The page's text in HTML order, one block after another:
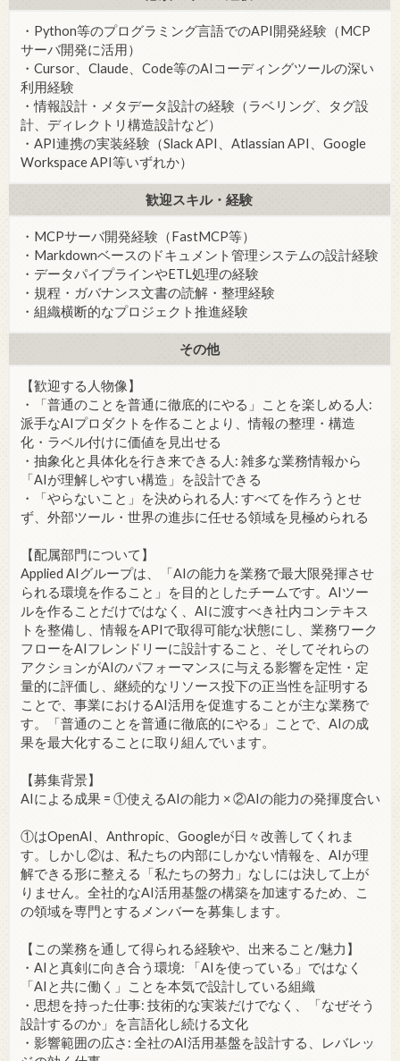
・Python等のプログラミング言語でのAPI開発経験（MCP
サーバ開発に活用）
・Cursor、Claude、Code等のAIコーディングツールの深い
利用経験
・情報設計・メタデータ設計の経験（ラベリング、タグ設
計、ディレクトリ構造設計など）
・API連携の実装経験（Slack API、Atlassian API、Google
Workspace API等いずれか）
歓迎スキル・経験
・MCPサーバ開発経験（FastMCP等）
・Markdownベースのドキュメント管理システムの設計経験
・データパイプラインやETL処理の経験
・規程・ガバナンス文書の読解・整理経験
・組織横断的なプロジェクト推進経験
その他
【歓迎する人物像】
・「普通のことを普通に徹底的にやる」ことを楽しめる人:
派手なAIプロダクトを作ることより、情報の整理・構造
化・ラベル付けに価値を見出せる
・抽象化と具体化を行き来できる人: 雑多な業務情報から
「AIが理解しやすい構造」を設計できる
・「やらないこと」を決められる人: すべてを作ろうとせ
ず、外部ツール・世界の進歩に任せる領域を見極められる
【配属部門について】
Applied AIグループは、「AIの能力を業務で最大限発揮させ
られる環境を作ること」を目的としたチームです。AIツー
ルを作ることだけではなく、AIに渡すべき社内コンテキス
トを整備し、情報をAPIで取得可能な状態にし、業務ワーク
フローをAIフレンドリーに設計すること、そしてそれらの
アクションがAIのパフォーマンスに与える影響を定性・定
量的に評価し、継続的なリソース投下の正当性を証明する
ことで、事業におけるAI活用を促進することが主な業務で
す。「普通のことを普通に徹底的にやる」ことで、AIの成
果を最大化することに取り組んでいます。
【募集背景】
AIによる成果 = ①使えるAIの能力 × ②AIの能力の発揮度合い
①はOpenAI、Anthropic、Googleが日々改善してくれま
す。しかし②は、私たちの内部にしかない情報を、AIが理
解できる形に整える「私たちの努力」なしには決して上が
りません。全社的なAI活用基盤の構築を加速するため、こ
の領域を専門とするメンバーを募集します。
【この業務を通して得られる経験や、出来ること/魅力】
・AIと真剣に向き合う環境: 「AIを使っている」ではなく
「AIと共に働く」ことを本気で設計している組織
・思想を持った仕事: 技術的な実装だけでなく、「なぜそう
設計するのか」を言語化し続ける文化
・影響範囲の広さ: 全社のAI活用基盤を設計する、レバレッ